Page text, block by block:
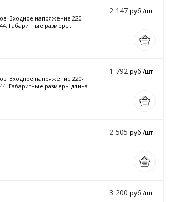
Входное напряжение 220-
Габаритные размеры:
2 147 руб /шт
Входное напряжение 220-
Габаритные размеры длина
1 792 руб /шт
2 505 руб /шт
3 200 руб /шт